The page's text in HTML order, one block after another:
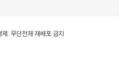
. 무단전재·재배포 금지